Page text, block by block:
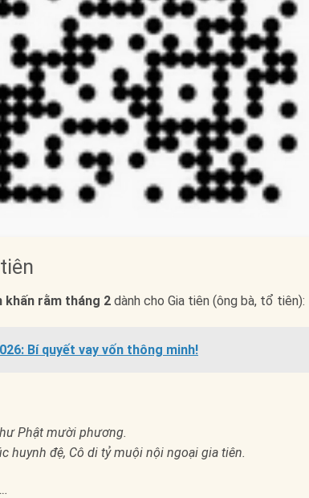
khấn rằm tháng 2 dành cho Gia tiên (ông bà, tổ tiên):
Bí quyết vay vốn thông minh!
Phật mười phương.
huynh đệ, Cô di tỷ muội nội ngoại gia tiên.